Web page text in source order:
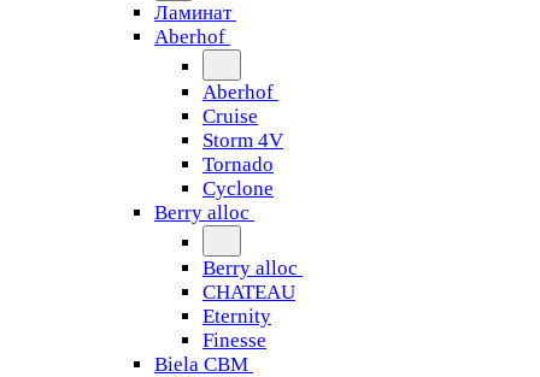
Ламинат
Aberhof
Aberhof
Cruise
Storm 4V
Tornado
Сyclone
Berry alloc
Berry alloc
CHATEAU
Eternity
Finesse
Biela CBM